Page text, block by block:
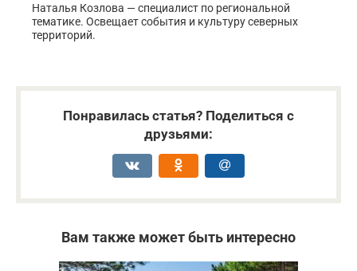
Наталья Козлова — специалист по региональной
тематике. Освещает события и культуру северных
территорий.
Понравилась статья? Поделиться с
друзьями:
Вам также может быть интересно